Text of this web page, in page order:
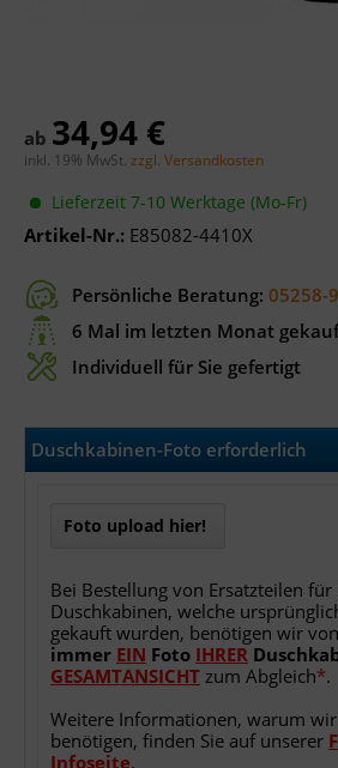
ab 34,94 €
inkl. 19% MwSt. zzgl. Versandkosten
Lieferzeit 7-10 Werktage (Mo-Fr)
Artikel-Nr.: E85082-4410X
Persönliche Beratung: 05258-
6 Mal im letzten Monat
Individuell für Sie gefertigt
Duschkabinen-Foto erforderlich
Foto upload hier!
Bei Bestellung von Ersatzteilen für
Duschkabinen, welche
gekauft wurden, benötigen wir
immer EIN Foto IHRER
GESAMTANSICHT zum Abgleich*.
Weitere Informationen, warum
benötigen, finden Sie auf unserer
Infoseite.